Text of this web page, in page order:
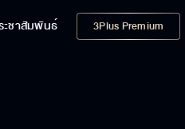
ะชาสัมพันธ์ 3Plus Premium